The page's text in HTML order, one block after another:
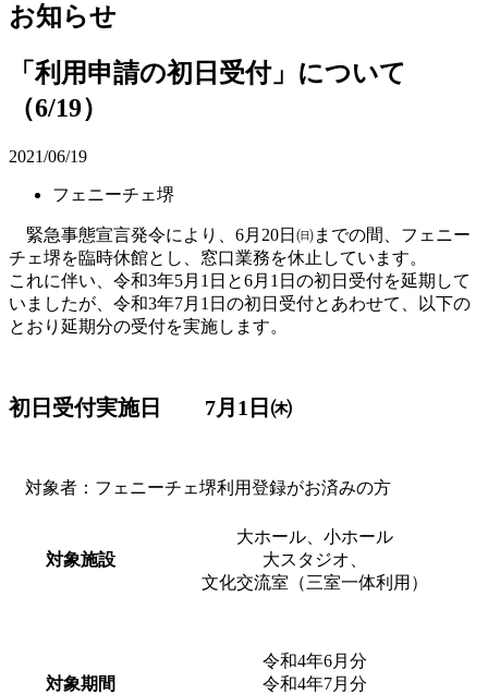
お知らせ
「利用申請の初日受付」について
（6/19）
2021/06/19
フェニーチェ堺
緊急事態宣言発令により、6月20日㈰までの間、フェニー
チェ堺を臨時休館とし、窓口業務を休止しています。
これに伴い、令和3年5月1日と6月1日の初日受付を延期して
いましたが、令和3年7月1日の初日受付とあわせて、以下の
とおり延期分の受付を実施します。
初日受付実施日 7月1日㈭
対象者：フェニーチェ堺利用登録がお済みの方
対象施設
大ホール、小ホール
大スタジオ、
文化交流室（三室一体利用）
対象期間
令和4年6月分
令和4年7月分